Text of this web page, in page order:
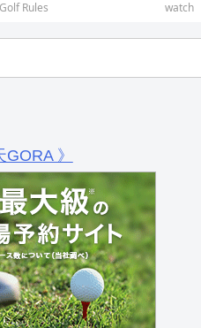
Golf Rules
watch
GORA 》